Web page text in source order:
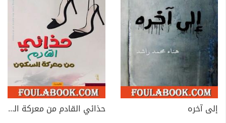
إلى آخره
حذائي القادم من معركة السكون